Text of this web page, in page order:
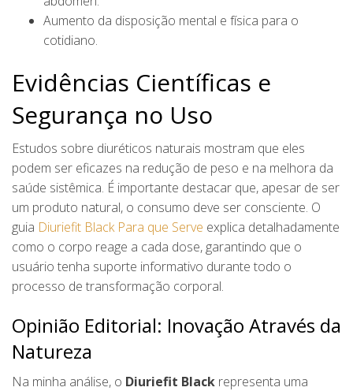
Aumento da disposição mental e física para o
cotidiano.
Evidências Científicas e
Segurança no Uso
Estudos sobre diuréticos naturais mostram que eles
podem ser eficazes na redução de peso e na melhora da
saúde sistêmica. É importante destacar que, apesar de ser
um produto natural, o consumo deve ser consciente. O
guia Diuriefit Black Para que Serve explica detalhadamente
como o corpo reage a cada dose, garantindo que o
usuário tenha suporte informativo durante todo o
processo de transformação corporal.
Opinião Editorial: Inovação Através da
Natureza
Na minha análise, o Diuriefit Black representa uma